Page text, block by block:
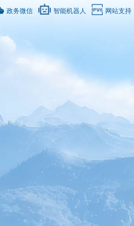
政务微信 智能机器人 网站支持